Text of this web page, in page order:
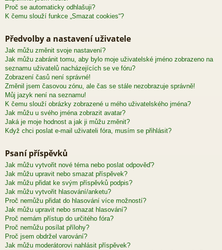
Proč se automaticky odhlašuji?
K čemu slouží funkce „Smazat cookies“?
Předvolby a nastavení uživatele
Jak můžu změnit svoje nastavení?
Jak můžu zabránit tomu, aby bylo moje uživatelské jméno zobrazeno na
seznamu uživatelů nacházejících se ve fóru?
Zobrazení časů není správné!
Změnil jsem časovou zónu, ale čas se stále nezobrazuje správně!
Můj jazyk není na seznamu!
K čemu slouží obrázky zobrazené u mého uživatelského jména?
Jak můžu u svého jména zobrazit avatar?
Jaká je moje hodnost a jak ji můžu změnit?
Když chci poslat e-mail uživateli fóra, musím se přihlásit?
Psaní příspěvků
Jak můžu vytvořit nové téma nebo poslat odpověď?
Jak můžu upravit nebo smazat příspěvek?
Jak můžu přidat ke svým příspěvků podpis?
Jak můžu vytvořit hlasování/anketu?
Proč nemůžu přidat do hlasování více možností?
Jak můžu upravit nebo smazat hlasování?
Proč nemám přístup do určitého fóra?
Proč nemůžu posílat přílohy?
Proč jsem obdržel varování?
Jak můžu moderátorovi nahlásit příspěvek?